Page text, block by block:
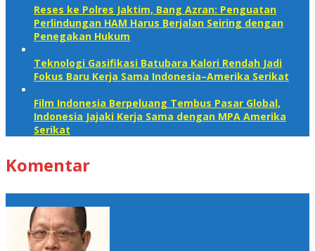
Reses ke Polres Jaktim, Bang Azran: Penguatan
Perlindungan HAM Harus Berjalan Seiring dengan
Penegakan Hukum
Teknologi Gasifikasi Batubara Kalori Rendah Jadi
Fokus Baru Kerja Sama Indonesia–Amerika Serikat
Film Indonesia Berpeluang Tembus Pasar Global,
Indonesia Jajaki Kerja Sama dengan MPA Amerika
Serikat
Komentar